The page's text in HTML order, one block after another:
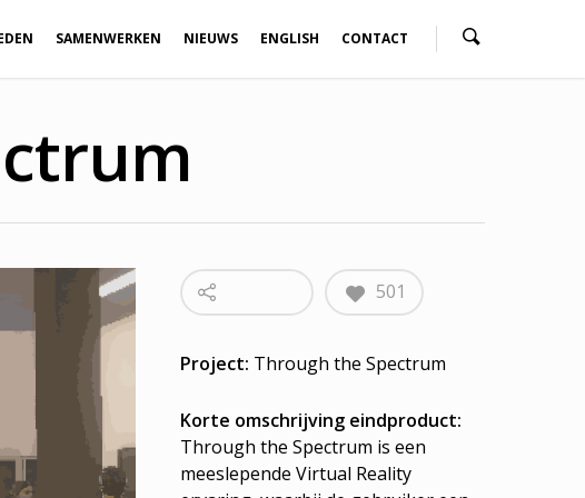
SAMENWERKEN NIEUWS ENGLISH CONTACT
501
Project: Through the Spectrum
Korte omschrijving eindproduct:
Through the Spectrum is een
meeslepende Virtual Reality